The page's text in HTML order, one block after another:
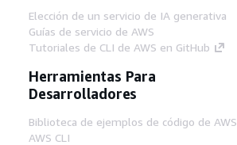
Elección de un servicio de IA generativa
Guías de servicio de AWS
Tutoriales de CLI de AWS en GitHub
Herramientas Para
Desarrolladores
Biblioteca de ejemplos de código de AWS
AWS CLI